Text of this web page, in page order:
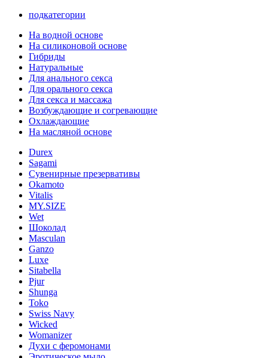
подкатегории
На водной основе
На силиконовой основе
Гибриды
Натуральные
Для анального секса
Для орального секса
Для секса и массажа
Возбуждающие и согревающие
Охлаждающие
На масляной основе
Durex
Sagami
Сувенирные презервативы
Okamoto
Vitalis
MY.SIZE
Wet
Шоколад
Masculan
Ganzo
Luxe
Sitabella
Pjur
Shunga
Toko
Swiss Navy
Wicked
Womanizer
Духи с феромонами